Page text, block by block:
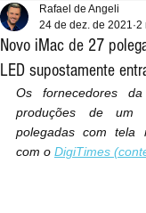
Novo iMac de 27
LED supostamente
Rafael de Angeli
24 de dez. de 2021 2
Os fornecedores
produções de
polegadas com tela
com o DigiTimes